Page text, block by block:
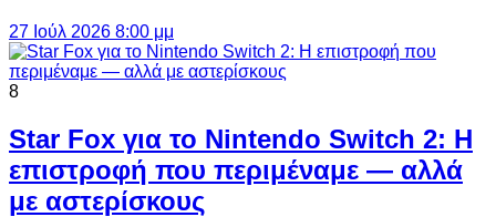
27 Ιούλ 2026 8:00 μμ
8
Star Fox για το Nintendo Switch 2: Η
επιστροφή που περιμέναμε — αλλά
με αστερίσκους